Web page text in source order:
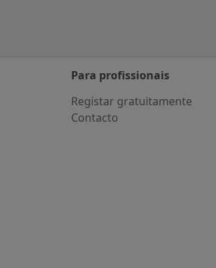
Para profissionais
Registar gratuitamente
Contacto